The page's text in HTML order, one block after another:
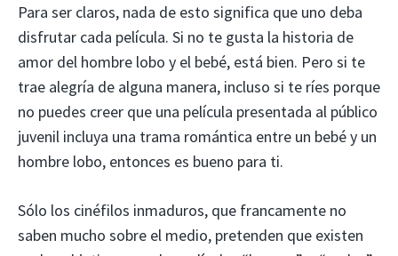
Para ser claros, nada de esto significa que uno deba
disfrutar cada película. Si no te gusta la historia de
amor del hombre lobo y el bebé, está bien. Pero si te
trae alegría de alguna manera, incluso si te ríes porque
no puedes creer que una película presentada al público
juvenil incluya una trama romántica entre un bebé y un
hombre lobo, entonces es bueno para ti.
Sólo los cinéfilos inmaduros, que francamente no
saben mucho sobre el medio, pretenden que existen